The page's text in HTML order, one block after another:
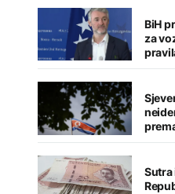
BiH
za
imaju
Sutra